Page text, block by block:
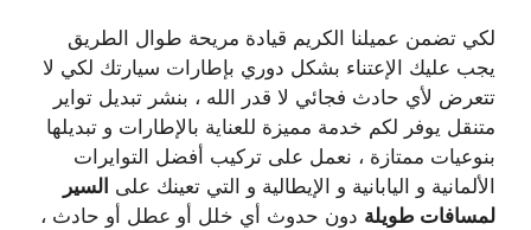
لكي تضمن عميلنا الكريم قيادة مريحة طوال الطريق
يجب عليك الإعتناء بشكل دوري بإطارات سيارتك لكي لا
تتعرض لأي حادث فجائي لا قدر الله ، بنشر تبديل تواير
متنقل يوفر لكم خدمة مميزة للعناية بالإطارات و تبديلها
بنوعيات ممتازة ، نعمل على تركيب أفضل التوايرات
الألمانية و اليابانية و الإيطالية و التي تعينك على السير
لمسافات طويلة دون حدوث أي خلل أو عطل أو حادث ،